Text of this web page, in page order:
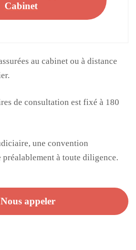
Cabinet
au cabinet ou à distance
de consultation est fixé à 180
une convention
préalablement à toute diligence.
appeler